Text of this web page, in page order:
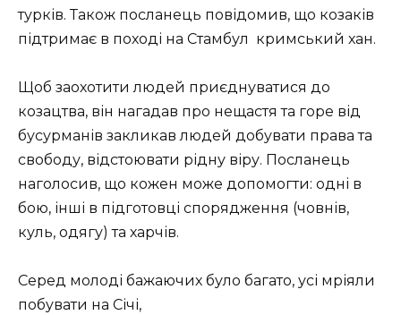
турків. Також посланець повідомив, що козаків
підтримає в поході на Стамбул кримський хан.
Щоб заохотити людей приєднуватися до
козацтва, він нагадав про нещастя та горе від
бусурманів закликав людей добувати права та
свободу, відстоювати рідну віру. Посланець
наголосив, що кожен може допомогти: одні в
бою, інші в підготовці спорядження (човнів,
куль, одягу) та харчів.
Серед молоді бажаючих було багато, усі мріяли
побувати на Січі,